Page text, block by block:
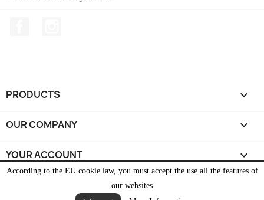
According to the EU cookie law, you must accept the use all the features of
our websites
PRODUCTS 
OUR COMPANY 
YOUR ACCOUNT 